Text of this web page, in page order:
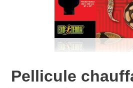
Pellicule